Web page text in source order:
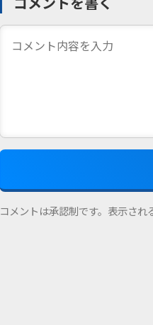
コメントは承認制です。表示され